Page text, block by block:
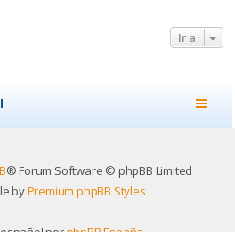
Ir a
® Forum Software © phpBB Limited
byPremium phpBB Styles